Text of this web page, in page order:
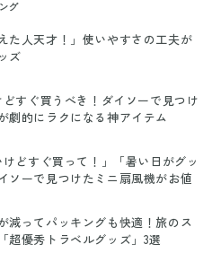
グ
た人天才！」使いやすさの工夫が
ズ
すぐ買うべき！ダイソーで見つけ
劇的にラクになる神アイテム
けどすぐ買って！」「暑い日がグッ
ソーで見つけたミニ扇風機がお値
減ってパッキングも快適！旅のス
超優秀トラベルグッズ」3選